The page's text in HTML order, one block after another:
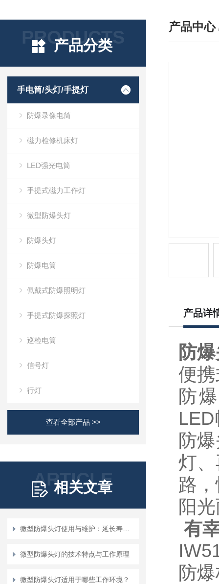
PRODUCTS
产品分类
手电筒/头灯/手提灯
防爆录像电筒
磁力检修机床灯
LED强光电筒
手提式磁力工作灯
微型防爆头灯
防爆头灯
防爆电筒
佩戴式防爆照明灯
手提式防爆探照灯
巡检电筒
信号灯
行灯
查看全部产品 >>
ARTICLE
相关文章
微型防爆头灯的技术特点与工作原理
微型防爆头灯适用于哪些工作环境？
产品中心
产品详
防
便
防
LED
防
灯、
路
阳
有
防